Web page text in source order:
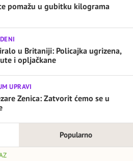
pomažu u gubitku kilograma
u Britaniji: Policajka ugrizena,
i opljačkane
UPRAVI
Zenica: Zatvorit ćemo se u
Popularno